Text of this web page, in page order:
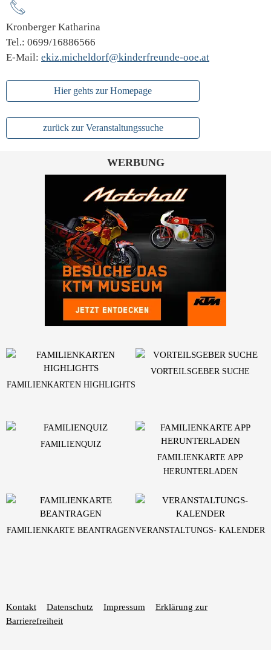
Kronberger Katharina
Tel.: 0699/16886566
E-Mail: ekiz.micheldorf@kinderfreunde-ooe.at
Hier gehts zur Homepage
zurück zur Veranstaltungssuche
WERBUNG
Kontakt Datenschutz Impressum
Erklärung zur
Barrierefreiheit
FAMILIENKARTEN HIGHLIGHTS
VORTEILSGEBER SUCHE
FAMILIENQUIZ
FAMILIENKARTE APP
HERUNTERLADEN
FAMILIENKARTE BEANTRAGENVERANSTALTUNGS- KALENDER